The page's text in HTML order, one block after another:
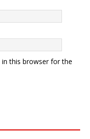
this browser for the